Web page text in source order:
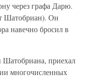
через графа Дарю.
Шатобриан). Он
навечно бросил в
Шатобриана, приехал
многочисленных